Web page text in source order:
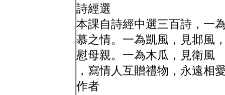
詩經選
本課自詩經中選三百詩，一
慕之情。一為凱風，見邶風
慰母親。一為木瓜，見衛風
，寫情人互贈禮物，永遠相
作者